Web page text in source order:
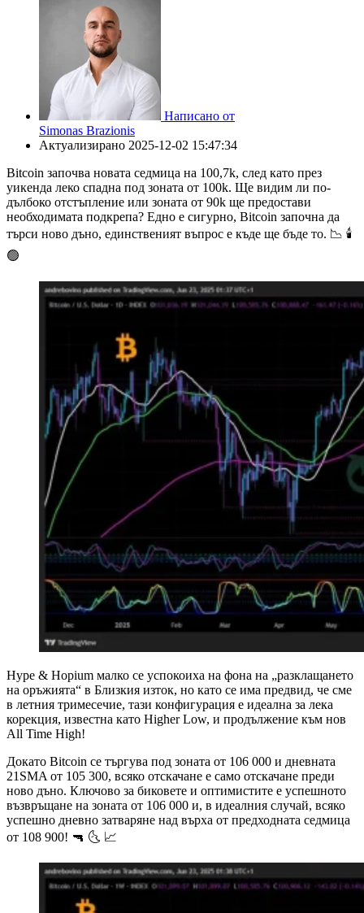
Написано от
Simonas Brazionis
Актуализирано 2025-12-02 15:47:34
Bitcoin започва новата седмица на 100,7k, след като през
уикенда леко спадна под зоната от 100k. Ще видим ли по-
дълбоко отстъпление или зоната от 90k ще предостави
необходимата подкрепа? Едно е сигурно, Bitcoin започна да
търси ново дъно, единственият въпрос е къде ще бъде то. 📉 🕯
🟢
Hype & Hopium малко се успокоиха на фона на „разклащането
на оръжията“ в Близкия изток, но като се има предвид, че сме
в летния тримесечие, тази конфигурация е идеална за лека
корекция, известна като Higher Low, и продължение към нов
All Time High!
Докато Bitcoin се търгува под зоната от 106 000 и дневната
21SMA от 105 300, всяко отскачане е само отскачане преди
ново дъно. Ключово за биковете и оптимистите е успешното
възвръщане на зоната от 106 000 и, в идеалния случай, всяко
успешно дневно затваряне над върха от предходната седмица
от 108 900! 🔫 🌜 📈